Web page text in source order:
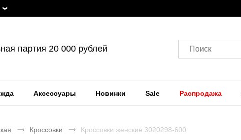
партия 20 000 рублей Поиск
Аксессуары Новинки Sale Распродажа
Кроссовки Кроссовки женские 3020298-600